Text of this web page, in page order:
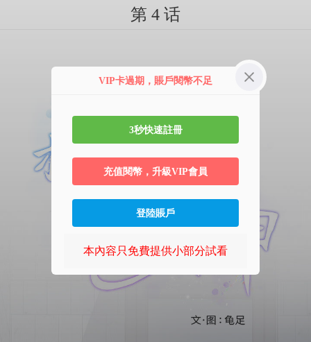
第 4 话
VIP卡過期，賬戶閱幣不足
3秒快速註冊
充值閱幣，升級VIP會員
登陸賬戶
本內容只免費提供小部分試看